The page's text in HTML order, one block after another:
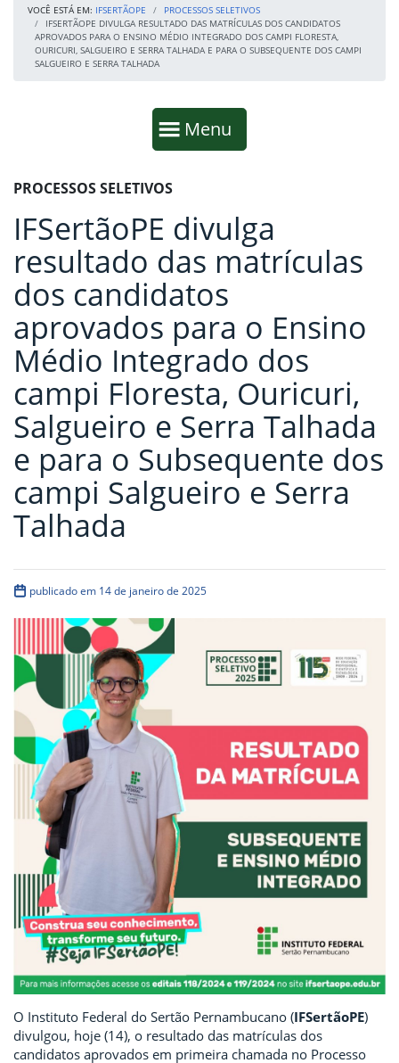
VOCÊ ESTÁ EM: IFSERTÃOPE
PROCESSOS SELETIVOS
IFSERTÃOPE DIVULGA RESULTADO DAS MATRÍCULAS DOS CANDIDATOS
APROVADOS PARA O ENSINO MÉDIO INTEGRADO DOS CAMPI FLORESTA,
OURICURI, SALGUEIRO E SERRA TALHADA E PARA O SUBSEQUENTE DOS CAMPI
SALGUEIRO E SERRA TALHADA
Mostrar
Menu
Fim da navegação
Início do conteúdo
PROCESSOS SELETIVOS
IFSertãoPE divulga
resultado das matrículas
dos candidatos
aprovados para o Ensino
Médio Integrado dos
campi Floresta, Ouricuri,
Salgueiro e Serra Talhada
e para o Subsequente dos
campi Salgueiro e Serra
Talhada
publicado em 14 de janeiro de 2025
O Instituto Federal do Sertão Pernambucano (IFSertãoPE)
divulgou, hoje (14), o resultado das matrículas dos
candidatos aprovados em primeira chamada no Processo